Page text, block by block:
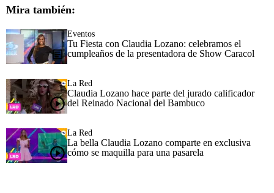
Mira también:
Eventos
Tu Fiesta con Claudia Lozano: celebramos el
cumpleaños de la presentadora de Show Caracol
La Red
Claudia Lozano hace parte del jurado calificador
del Reinado Nacional del Bambuco
La Red
La bella Claudia Lozano comparte en exclusiva
cómo se maquilla para una pasarela